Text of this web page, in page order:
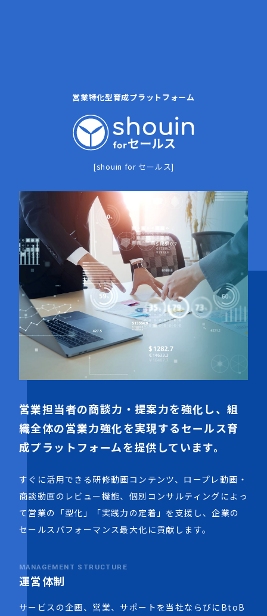
営業特化型育成プラットフォーム
[shouin for セールス]
営業担当者の商談力・提案力を強化し、組
織全体の営業力強化を実現するセールス育
成プラットフォームを提供しています。
すぐに活用できる研修動画コンテンツ、ロープレ動画・
商談動画のレビュー機能、個別コンサルティングによっ
て営業の「型化」「実践力の定着」を支援し、企業の
セールスパフォーマンス最大化に貢献します。
MANAGEMENT STRUCTURE
運営体制
サービスの企画、営業、サポートを当社ならびにBtoB